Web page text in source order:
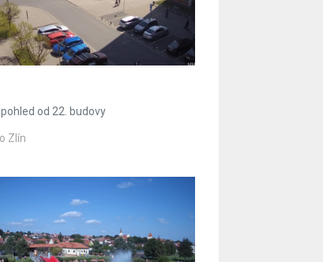
od 22. budovy
Zlín